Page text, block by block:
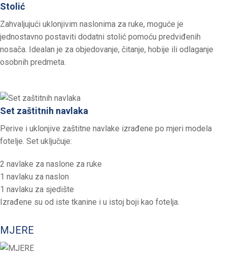
Stolić
Zahvaljujući uklonjivim naslonima za ruke, moguće je
jednostavno postaviti dodatni stolić pomoću predviđenih
nosača. Idealan je za objedovanje, čitanje, hobije ili odlaganje
osobnih predmeta.
Set zaštitnih navlaka
Perive i uklonjive zaštitne navlake izrađene po mjeri modela
fotelje. Set uključuje:
2 navlake za naslone za ruke
1 navlaku za naslon
1 navlaku za sjedište
Izrađene su od iste tkanine i u istoj boji kao fotelja.
MJERE